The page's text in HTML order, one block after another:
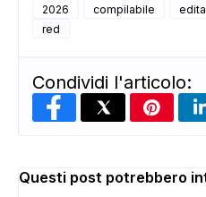
2026 compilabile
red
Condividi l'articolo:
Questi post potrebbero